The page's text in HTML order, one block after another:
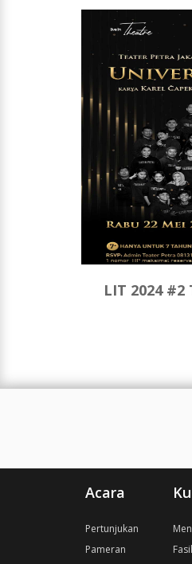
LIT 2024
Acara
Pertunjukan
Pameran